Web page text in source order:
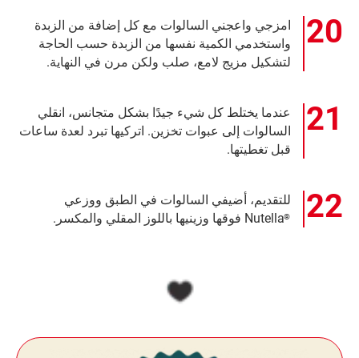
امزجي واعجني السالوات مع كل إضافة من الزبدة
واستخدمي الكمية نفسها من الزبدة حسب الحاجة
لتشكيل مزيج لامع، صلب ولكن مرن في النهاية.
عندما يختلط كل شيء جيدًا بشكل متجانس، انقلي
السالوات إلى عبوات تخزين. اتركيها تبرد لعدة ساعات
قبل تغطيتها.
للتقديم، أضيفي السالوات في الطبق ووزعي
®Nutella فوقها وزينيها باللوز المقلي والمكسر.